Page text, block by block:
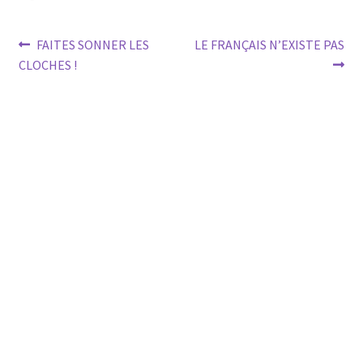
Post
navigation
Previous
post:
FAITES SONNER LES
CLOCHES !
Next
LE FRANÇAIS N’EXISTE PAS